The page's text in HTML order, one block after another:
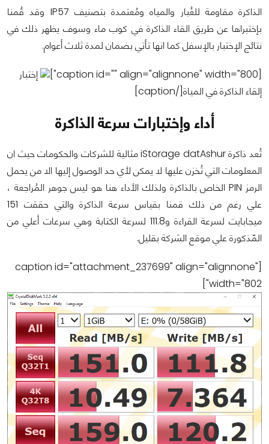
الذاكرة مقاومة للغُبار والمياه ومُعتمدة بتصنيف IP57 وقد قُمنا
بإختبراها عن طريق القاء الذاكرة في كوب ماء وسوف يظهر ذلك في
نتائج الإختبار بالإسفل كما انها تأتي بضمان لمدة ثلاث أعوام.
إختبار
إلقاء الذاكرة في المياة[/caption]
أداء وإختبارات سرعة الذاكرة
تُعد ذاكرة iStorage datAshur مثالية للشركات والحكومات حيث ان
المعلومات التي تُخزن عليها لا يمكن لأي حد الوصول إليها الا من يحمل
الرمز PIN الخاص بالذاكرة ولذلك الأداء هنا هو ليس جوهر المُراجعة ،
علي رغم من ذلك قمنا بقياس سرعة الذاكرة والتي حققت 151
ميجابايت لسرعة القراءة و111.8 لسرعة الكتابة وهي سرعات أعلي من
المّذكورة علي موقع الشركة بقليل.
[caption id="attachment_237699" align="alignnone"
width="802"]